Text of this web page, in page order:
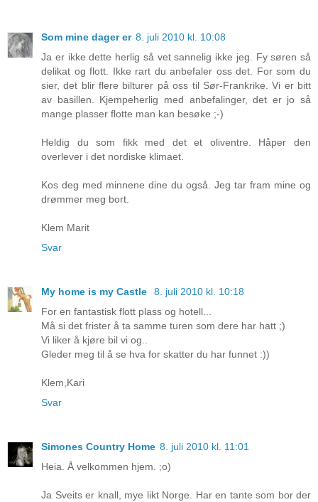
Som mine dager er 8. juli 2010 kl. 10:08
Ja er ikke dette herlig så vet sannelig ikke jeg. Fy søren så
delikat og flott. Ikke rart du anbefaler oss det. For som du
sier, det blir flere bilturer på oss til Sør-Frankrike. Vi er bitt
av basillen. Kjempeherlig med anbefalinger, det er jo så
mange plasser flotte man kan besøke ;-)
Heldig du som fikk med det et oliventre. Håper den
overlever i det nordiske klimaet.
Kos deg med minnene dine du også. Jeg tar fram mine og
drømmer meg bort.
Klem Marit
Svar
My home is my Castle
8. juli 2010 kl. 10:18
For en fantastisk flott plass og hotell...
Må si det frister å ta samme turen som dere har hatt ;)
Vi liker å kjøre bil vi og..
Gleder meg til å se hva for skatter du har funnet :))
Klem,Kari
Svar
Simones Country Home 8. juli 2010 kl. 11:01
Heia. Å velkommen hjem. ;o)
Ja Sveits er knall, mye likt Norge. Har en tante som bor der